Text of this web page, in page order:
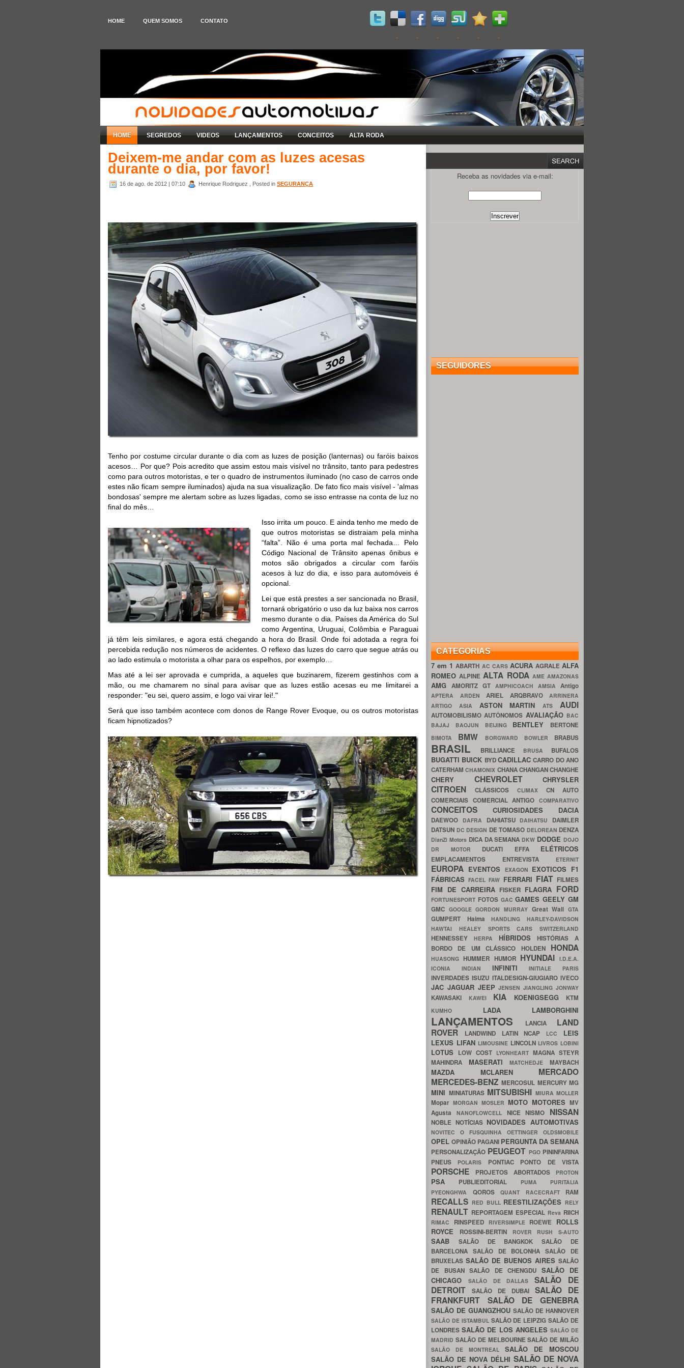
HOME QUEM SOMOS CONTATO
HOME SEGREDOS VIDEOS LANÇAMENTOS CONCEITOS ALTA RODA
Deixem-me andar com as luzes acesas
durante o dia, por favor!
16 de ago. de 2012 | 07:10 Henrique Rodriguez , Posted in SEGURANÇA
Tenho por costume circular durante o dia com as luzes de posição (lanternas) ou faróis baixos
acesos… Por que? Pois acredito que assim estou mais visível no trânsito, tanto para pedestres
como para outros motoristas, e ter o quadro de instrumentos iluminado (no caso de carros onde
estes não ficam sempre iluminados) ajuda na sua visualização. De fato fico mais visível - 'almas
bondosas' sempre me alertam sobre as luzes ligadas, como se isso entrasse na conta de luz no
final do mês…
Isso irrita um pouco. E ainda tenho me medo de
que outros motoristas se distraiam pela minha
“falta”. Não é uma porta mal fechada… Pelo
Código Nacional de Trânsito apenas ônibus e
motos são obrigados a circular com faróis
acesos à luz do dia, e isso para automóveis é
opcional.
Lei que está prestes a ser sancionada no Brasil,
tornará obrigatório o uso da luz baixa nos carros
mesmo durante o dia. Países da América do Sul
como Argentina, Uruguai, Colômbia e Paraguai
já têm leis similares, e agora está chegando a hora do Brasil. Onde foi adotada a regra foi
percebida redução nos números de acidentes. O reflexo das luzes do carro que segue atrás ou
ao lado estimula o motorista a olhar para os espelhos, por exemplo…
Mas até a lei ser aprovada e cumprida, a aqueles que buzinarem, fizerem gestinhos com a
mão, ou me chamarem no sinal para avisar que as luzes estão acesas eu me limitarei a
responder: "eu sei, quero assim, e logo vai virar lei!."
Será que isso também acontece com donos de Range Rover Evoque, ou os outros motoristas
ficam hipnotizados?
Receba as novidades via e-mail:
SEGUIDORES
CATEGORIAS
7 em 1ABARTH AC CARS ACURA AGRALE ALFA
ROMEOALPINEALTA RODA AME AMAZONAS
AMG AMORITZ GT AMPHICOACH AMSIA Antigo
APTERA ARDEN ARIEL ARQBRAVO ARRINERA
ARTIGO ASIA ASTON MARTINATS AUDI
AUTOMOBILISMOAUTÔNOMOS AVALIAÇÃO BAC
BAJAJ BAOJUN BEIJING BENTLEY BERTONE
BIMOTA BMW BORGWARD BOWLER BRABUS
BRASIL BRILLIANCE BRUSA BUFALOS
BUGATTI BUICK BYDCADILLACCARRO DO ANO
CATERHAMCHAMONIX CHANACHANGANCHANGHE
CHERY CHEVROLET CHRYSLER
CITROEN CLÁSSICOS CLIMAX CN AUTO
COMERCIAIS COMERCIAL ANTIGOCOMPARATIVO
CONCEITOS CURIOSIDADES DACIA
DAEWOO DAFRA DAHIATSU DAIHATSU DAIMLER
DATSUN DC DESIGN DE TOMASO DELOREAN DENZA
DianZi Motors DICA DA SEMANA DKW DODGE DOJO
DR MOTOR DUCATI EFFA ELÉTRICOS
EMPLACAMENTOS ENTREVISTA ETERNIT
EUROPA EVENTOS EXAGON EXOTICOS F1
FÁBRICASFACELFAW FERRARI FIAT FILMES
FIM DE CARREIRA FISKER FLAGRA FORD
FORTUNESPORT FOTOS GACGAMESGEELYGM
GMC GOOGLEGORDON MURRAY Great WallGTA
GUMPERT HaimaHANDLINGHARLEY-DAVIDSON
HAWTAI HEALEY SPORTS CARS SWITZERLAND
HENNESSEY HERPA HÍBRIDOSHISTÓRIAS A
BORDO DE UM CLÁSSICO HOLDEN HONDA
HUASONGHUMMER HUMOR HYUNDAI I.D.E.A.
ICONIA INDIAN INFINITIINITIALE PARIS
INVERDADESISUZU ITALDESIGN-GIUGIAROIVECO
JAC JAGUAR JEEPJENSENJIANGLINGJONWAY
KAWASAKI KAWEI KIA KOENIGSEGG KTM
KUMHO LADA LAMBORGHINI
LANÇAMENTOS LANCIA LAND
ROVER
LANDWIND LATIN NCAP LCC LEIS
LEXUS LIFAN LIMOUSINE LINCOLN LIVROS LOBINI
LOTUS LOW COST LYONHEART MAGNA STEYR
MAHINDRA MASERATIMATCHEDJEMAYBACH
MAZDA MCLAREN MERCADO
MERCEDES-BENZMERCOSUL MERCURYMG
MINI MINIATURAS MITSUBISHI MIURA MOLLER
Mopar MORGAN MOSLER MOTO MOTORES MV
Agusta NANOFLOWCELL NICENISMO NISSAN
NOBLE NOTÍCIAS NOVIDADES AUTOMOTIVAS
NOVITEC O FUSQUINHA OETTINGER OLDSMOBILE
OPEL OPINIÃO PAGANI PERGUNTA DA SEMANA
PERSONALIZAÇÃO PEUGEOT PGO PININFARINA
PNEUS
POLARIS PONTIAC PONTO DE VISTA
PORSCHE PROJETOS ABORTADOS PROTON
PSA PUBLIEDITORIAL PUMA PURITALIA
PYEONGHWA QOROS QUANT RACECRAFT RAM
RECALLS RED BULL REESTILIZAÇÕES RELY
RENAULT REPORTAGEM ESPECIAL Reva RIICH
RIMAC RINSPEED RIVERSIMPLE ROEWE ROLLS
ROYCE
ROSSINI-BERTIN ROVER RUSH S-AUTO
SAAB SALÃO DE BANGKOKSALÃO DE
BARCELONA SALÃO DE BOLONHASALÃO DE
BRUXELAS SALÃO DE BUENOS AIRES SALÃO
DE BUSAN SALÃO DE CHENGDU SALÃO DE
CHICAGO
SALÃO DE DALLASSALÃO DE
DETROIT
SALÃO DE DUBAI SALÃO DE
FRANKFURT SALÃO DE GENEBRA
SALÃO DE GUANGZHOU SALÃO DE HANNOVER
SALÃO DE ISTAMBUL SALÃO DE LEIPZIGSALÃO DE
LONDRESSALÃO DE LOS ANGELES SALÃO DE
MADRID SALÃO DE MELBOURNESALÃO DE MILÃO
SALÃO DE MONTREAL SALÃO DE MOSCOU
SALÃO DE NOVA DÉLHI SALÃO DE NOVA